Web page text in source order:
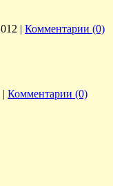
| Комментарии (0)
| Комментарии (0)